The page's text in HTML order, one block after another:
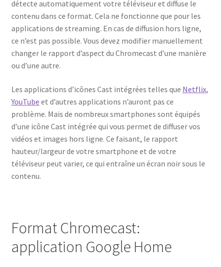
détecte automatiquement votre téléviseur et diffuse le
contenu dans ce format. Cela ne fonctionne que pour les
applications de streaming. En cas de diffusion hors ligne,
ce n’est pas possible. Vous devez modifier manuellement
changer le rapport d’aspect du Chromecast d’une manière
ou d’une autre.
Les applications d’icônes Cast intégrées telles que Netflix,
YouTube et d’autres applications n’auront pas ce
problème. Mais de nombreux smartphones sont équipés
d’une icône Cast intégrée qui vous permet de diffuser vos
vidéos et images hors ligne. Ce faisant, le rapport
hauteur/largeur de votre smartphone et de votre
téléviseur peut varier, ce qui entraîne un écran noir sous le
contenu.
Format Chromecast:
application Google Home